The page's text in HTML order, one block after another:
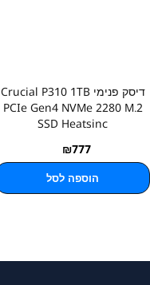
דיסק פנימי Crucial P310 1TB
PCIe Gen4 NVMe 2280 M.2
SSD Heatsinc
₪777
הוספה לסל